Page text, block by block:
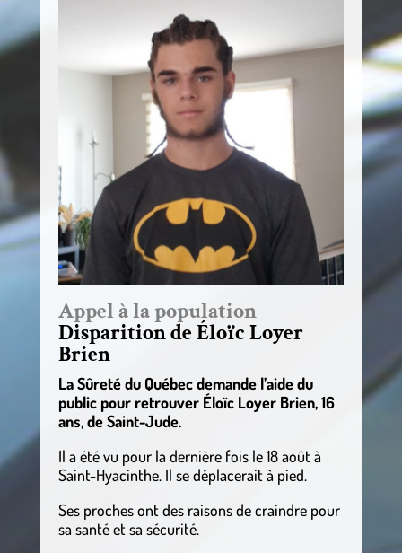
Appel à la population
Disparition de Éloïc Loyer
Brien
La Sûreté du Québec demande l’aide du
public pour retrouver Éloïc Loyer Brien, 16
ans, de Saint-Jude.
Il a été vu pour la dernière fois le 18 août à
Saint-Hyacinthe. Il se déplacerait à pied.
Ses proches ont des raisons de craindre pour
sa santé et sa sécurité.